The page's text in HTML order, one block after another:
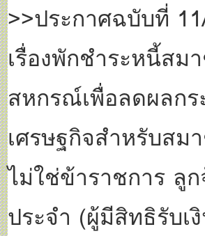
>>ประกาศฉบับที่
เรื่องพักชำระหนี้สม
สหกรณ์เพื่อลดผลกร
เศรษฐกิจสำหรับสม
ไม่ใช่ข้าราชการ ลูก
ประจำ (ผู้มีสิทธิรับเ